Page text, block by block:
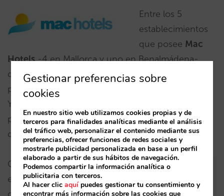
Entre los 5
establecimientos
que posee Mac
Hotels-4 en Mallorca y uno en Benalmádena-,
destaca elhotel Port Adriano, un 5 estrellas sólo
para adultos. Ofrece en total
Ya está online
por Mirai en estrecha colaboración con el equipo
de Mac Hotels.
Con dos hoteles de categoría 4
estrellas superior ubicados en el
Gestionar preferencias sobre
cookies
En nuestro sitio web utilizamos cookies propias y de
terceros para finalidades analíticas mediante el análisis
del tráfico web, personalizar el contenido mediante sus
preferencias, ofrecer funciones de redes sociales y
mostrarle publicidad personalizada en base a un perfil
elaborado a partir de sus hábitos de navegación.
Podemos compartir la información analítica o
publicitaria con terceros.
Al hacer clicaquípuedes gestionar tu consentimiento y
encontrar más información sobre las cookies que